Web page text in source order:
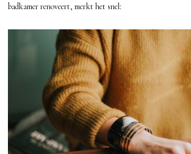
badkamer renoveert, merkt het snel: